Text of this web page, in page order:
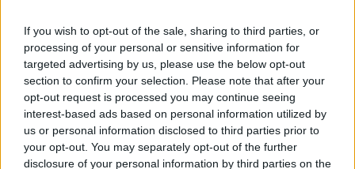
If you wish to opt-out of the sale, sharing to third parties, or
processing of your personal or sensitive information for
targeted advertising by us, please use the below opt-out
section to confirm your selection. Please note that after your
opt-out request is processed you may continue seeing
interest-based ads based on personal information utilized by
us or personal information disclosed to third parties prior to
your opt-out. You may separately opt-out of the further
disclosure of your personal information by third parties on the
Αναζήτηση
για...